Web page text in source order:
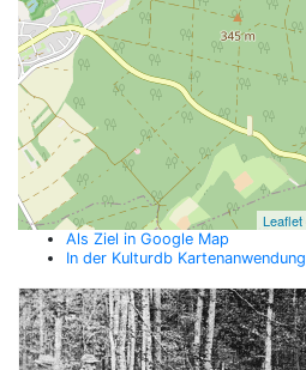
Leaflet
Als Ziel in Google Map
In der Kulturdb Kartenanwendung